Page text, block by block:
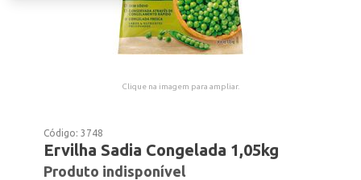
Clique na imagem para ampliar.
Código:3748
Ervilha Sadia Congelada 1,05kg
Produto indisponível